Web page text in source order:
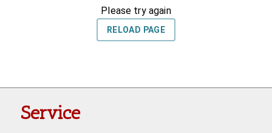
Service